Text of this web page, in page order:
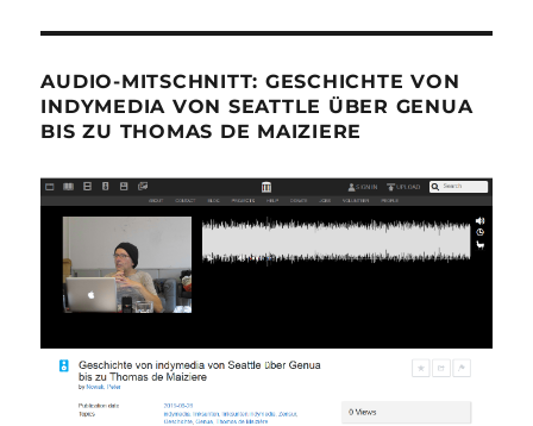
AUDIO-MITSCHNITT: GESCHICHTE VON
INDYMEDIA VON SEATTLE ÜBER GENUA
BIS ZU THOMAS DE MAIZIERE